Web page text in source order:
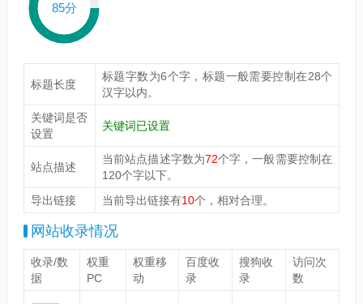
85分
标题长度
标题字数为6个字，标题一般需要控制在28个
汉字以内。
关键词是否
设置
关键词已设置
站点描述
当前站点描述字数为72个字，一般需要控制在
120个字以下。
导出链接
当前导出链接有10个，相对合理。
网站收录情况
收录/数
据
权重
PC
权重移
动
百度收
录
搜狗收
录
访问次
数